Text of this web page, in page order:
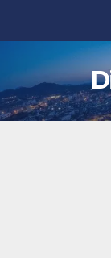
contenido